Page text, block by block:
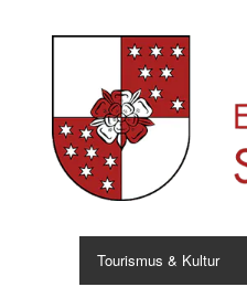
Tourismus & Kultur